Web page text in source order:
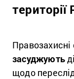
Правозахисні
засуджують
щодо